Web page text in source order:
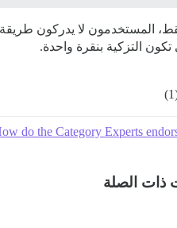
المستخدمون لا يدركون طريقة
التزكية بنقرة واحدة.
do the Category Experts
ذات الصلة